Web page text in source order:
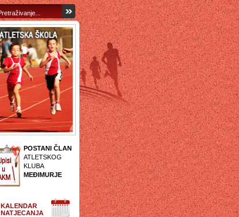
POSTANI ČLAN
ATLETSKOG
KLUBA
MEĐIMURJE
KALENDAR
NATJECANJA